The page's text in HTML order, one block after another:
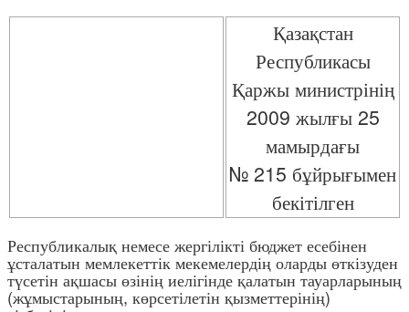
Қазақстан
Республикасы
Қаржы министрінің
2009 жылғы 25
мамырдағы
№ 215 бұйрығымен
бекітілген
Республикалық немесе жергілікті бюджет есебінен
ұсталатын мемлекеттік мекемелердің оларды өткізуден
түсетін ақшасы өзінің иелігінде қалатын тауарларының
(жұмыстарының, көрсетілетін қызметтерінің)